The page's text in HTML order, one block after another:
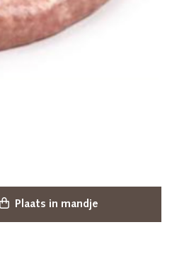
Plaats in mandje